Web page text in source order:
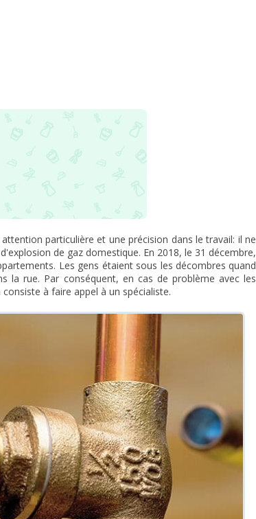
particulière et une précision dans le travail: il ne
de gaz domestique. En 2018, le 31 décembre,
Les gens étaient sous les décombres quand
la rue. Par conséquent, en cas de problème avec les
à faire appel à un spécialiste.